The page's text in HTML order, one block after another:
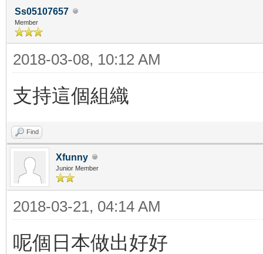
Ss05107657
Member
2018-03-08, 10:12 AM
支持這個組織
Find
Xfunny
Junior Member
2018-03-21, 04:14 AM
呢個日本做出好好